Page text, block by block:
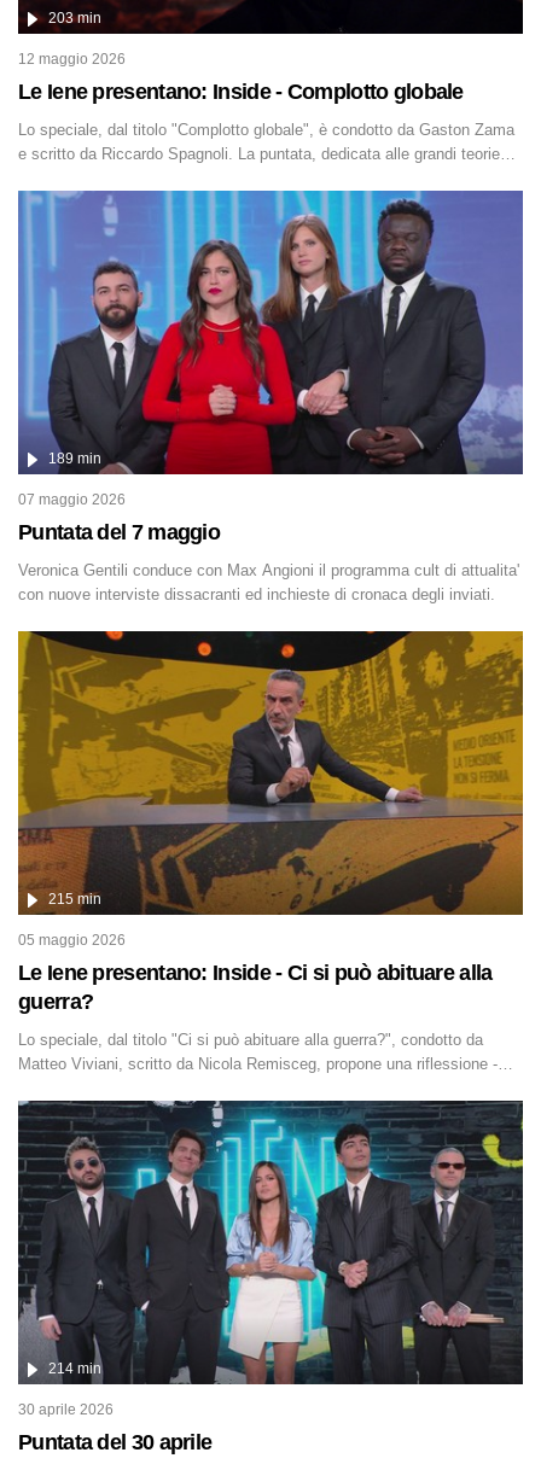
Le Iene presentano: Inside - Complotto globale
203 min
12 maggio 2026
Lo speciale, dal titolo "Complotto globale", è condotto da Gaston Zama
e scritto da Riccardo Spagnoli. La puntata, dedicata alle grandi teorie
alternative, dei sospetti globali e del complottismo che negli ultimi anni
hanno invaso social network, talk show, piazze digitali e immaginario
Puntata del 7 maggio
189 min
07 maggio 2026
Veronica Gentili conduce con Max Angioni il programma cult di attualita'
con nuove interviste dissacranti ed inchieste di cronaca degli inviati.
Le Iene presentano: Inside - Ci si può abituare alla
guerra?
215 min
05 maggio 2026
Lo speciale, dal titolo "Ci si può abituare alla guerra?", condotto da
Matteo Viviani, scritto da Nicola Remisceg, propone una riflessione -
quanto la guerra sia diventata una realtà pervasiva. Anche se l'Italia non
è direttamente coinvolta in conflitti armati, il contesto globale rende
impossibile considerarla un fenomeno lontano.
Puntata del 30 aprile
214 min
30 aprile 2026